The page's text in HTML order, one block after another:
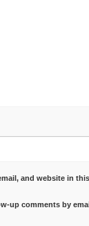
and website in
up comments by